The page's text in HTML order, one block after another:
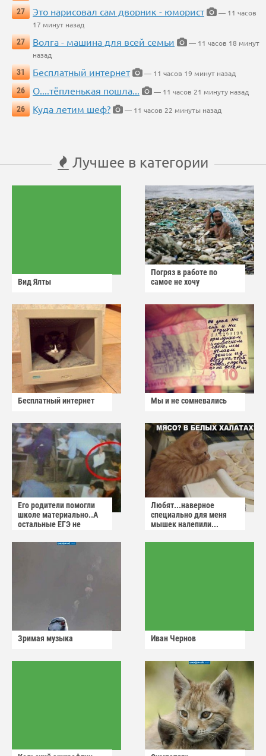
27
Это нарисовал сам дворник - юморист
— 11 часов
17 минут назад
27
Волга - машина для всей семьи
— 11 часов 18 минут
назад
31
Бесплатный интернет
— 11 часов 19 минут назад
26
О....тёпленькая пошла...
— 11 часов 21 минуту назад
26
Куда летим шеф? — 11 часов 22 минуты назад
Лучшее в категории
Вид Ялты
Погряз в работе по
самое не хочу
Бесплатный интернет Мы и не сомневались
Его родители помогли
школе материально..А
остальные ЕГЭ не
Любят...наверное
специально для меня
мышек налепили...
Зримая музыка Иван Чернов